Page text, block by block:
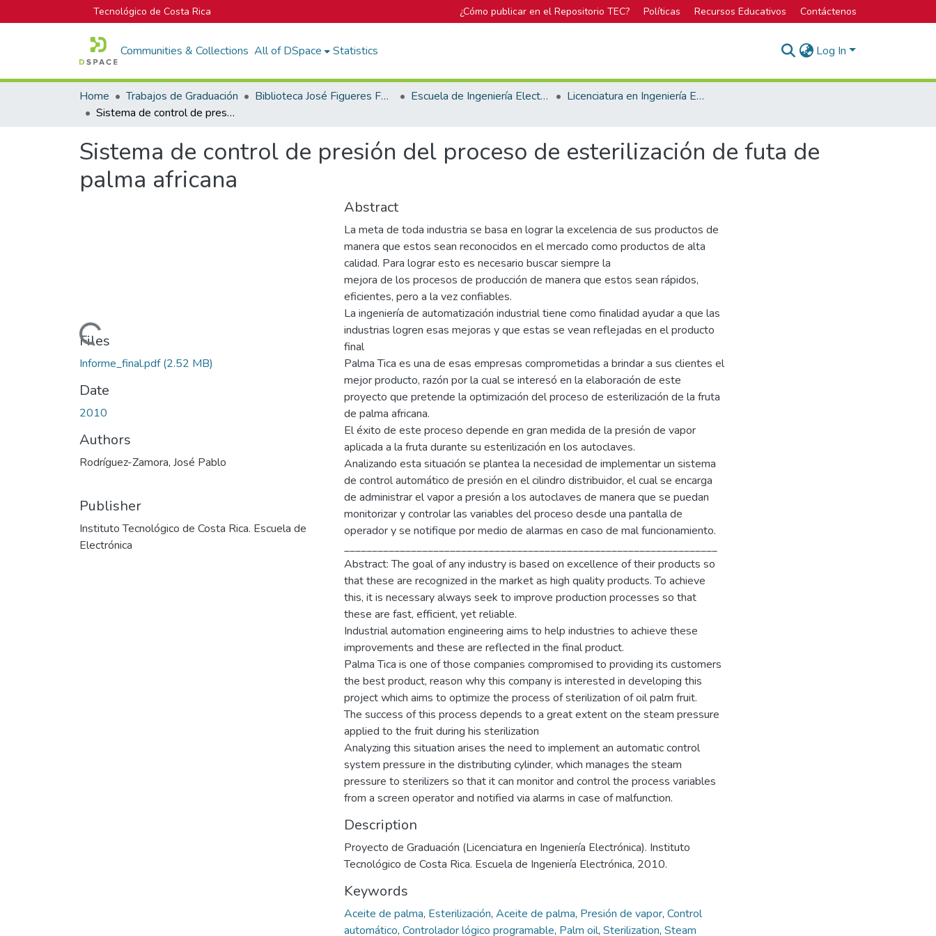
Tecnológico de Costa Rica ¿Cómo publicar en el Repositorio TEC? Políticas Recursos Educativos Contáctenos
Communities & Collections All of DSpace Statistics Log In
Home Trabajos de Graduación Biblioteca José Figueres Ferrer Escuela de Ingeniería Electrónica
Licenciatura en Ingeniería Electrónica
Sistema de control de presión del proceso de esterilización de futa de palma africana
Sistema de control de presión del proceso de esterilización de futa de
palma africana
Loading...
Files
Informe_final.pdf(2.52 MB)
Date
2010
Authors
Rodríguez-Zamora, José Pablo
Publisher
Instituto Tecnológico de Costa Rica. Escuela de
Electrónica
Abstract
La meta de toda industria se basa en lograr la excelencia de sus productos de
manera que estos sean reconocidos en el mercado como productos de alta
calidad. Para lograr esto es necesario buscar siempre la
mejora de los procesos de producción de manera que estos sean rápidos,
eficientes, pero a la vez confiables.
La ingeniería de automatización industrial tiene como finalidad ayudar a que las
industrias logren esas mejoras y que estas se vean reflejadas en el producto
final
Palma Tica es una de esas empresas comprometidas a brindar a sus clientes el
mejor producto, razón por la cual se interesó en la elaboración de este
proyecto que pretende la optimización del proceso de esterilización de la fruta
de palma africana.
El éxito de este proceso depende en gran medida de la presión de vapor
aplicada a la fruta durante su esterilización en los autoclaves.
Analizando esta situación se plantea la necesidad de implementar un sistema
de control automático de presión en el cilindro distribuidor, el cual se encarga
de administrar el vapor a presión a los autoclaves de manera que se puedan
monitorizar y controlar las variables del proceso desde una pantalla de
operador y se notifique por medio de alarmas en caso de mal funcionamiento.
___________________________________________________________________
Abstract: The goal of any industry is based on excellence of their products so
that these are recognized in the market as high quality products. To achieve
this, it is necessary always seek to improve production processes so that
these are fast, efficient, yet reliable.
Industrial automation engineering aims to help industries to achieve these
improvements and these are reflected in the final product.
Palma Tica is one of those companies compromised to providing its customers
the best product, reason why this company is interested in developing this
project which aims to optimize the process of sterilization of oil palm fruit.
The success of this process depends to a great extent on the steam pressure
applied to the fruit during his sterilization
Analyzing this situation arises the need to implement an automatic control
system pressure in the distributing cylinder, which manages the steam
pressure to sterilizers so that it can monitor and control the process variables
from a screen operator and notified via alarms in case of malfunction.
Description
Proyecto de Graduación (Licenciatura en Ingeniería Electrónica). Instituto
Tecnológico de Costa Rica. Escuela de Ingeniería Electrónica, 2010.
Keywords
Aceite de palma, Esterilización, Aceite de palma, Presión de vapor, Control
automático, Controlador lógico programable, Palm oil, Sterilization, Steam